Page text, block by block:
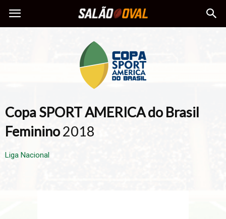
Copa SPORT AMERICA do Brasil
Feminino2018
Liga Nacional